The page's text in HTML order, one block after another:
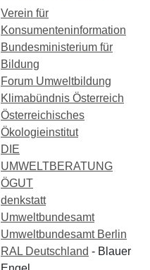
Verein für
Konsumenteninformation
Bundesministerium für
Bildung
Forum Umweltbildung
Klimabündnis Österreich
Österreichisches
Ökologieinstitut
DIE
UMWELTBERATUNG
ÖGUT
denkstatt
Umweltbundesamt
Umweltbundesamt Berlin
RAL Deutschland - Blauer